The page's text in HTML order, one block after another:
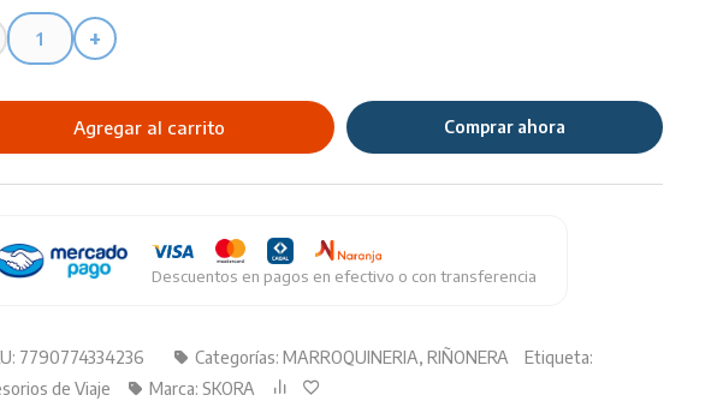
+
Agregar al carrito Comprar ahora
7790774334236 Categorías: MARROQUINERIA, RIÑONERA
Etiqueta:
de Viaje
Marca: SKORA
Descuentos en pagos en efectivo o con transferencia